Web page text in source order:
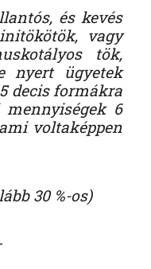
és kevés
vagy
tök,
nyert ügyetek
decis formákra
mennyiségek 6
voltaképpen
30 %-os)